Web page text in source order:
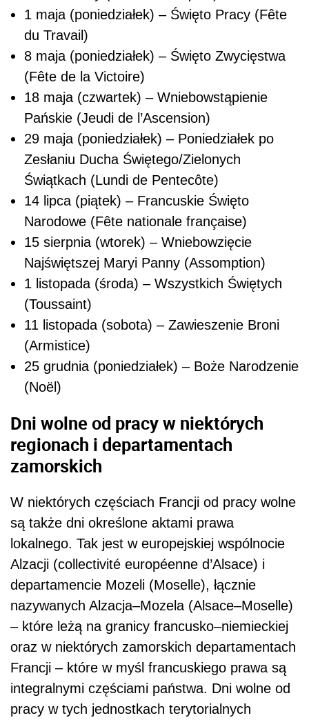
1 maja (poniedziałek) – Święto Pracy (Fête
du Travail)
8 maja (poniedziałek) – Święto Zwycięstwa
(Fête de la Victoire)
18 maja (czwartek) – Wniebowstąpienie
Pańskie (Jeudi de l’Ascension)
29 maja (poniedziałek) – Poniedziałek po
Zesłaniu Ducha Świętego/Zielonych
Świątkach (Lundi de Pentecôte)
14 lipca (piątek) – Francuskie Święto
Narodowe (Fête nationale française)
15 sierpnia (wtorek) – Wniebowzięcie
Najświętszej Maryi Panny (Assomption)
1 listopada (środa) – Wszystkich Świętych
(Toussaint)
11 listopada (sobota) – Zawieszenie Broni
(Armistice)
25 grudnia (poniedziałek) – Boże Narodzenie
(Noël)
Dni wolne od pracy w niektórych
regionach i departamentach
zamorskich
W niektórych częściach Francji od pracy wolne
są także dni określone aktami prawa
lokalnego. Tak jest w europejskiej wspólnocie
Alzacji (collectivité européenne d’Alsace) i
departamencie Mozeli (Moselle), łącznie
nazywanych Alzacja–Mozela (Alsace–Moselle)
– które leżą na granicy francusko–niemieckiej
oraz w niektórych zamorskich departamentach
Francji – które w myśl francuskiego prawa są
integralnymi częściami państwa. Dni wolne od
pracy w tych jednostkach terytorialnych